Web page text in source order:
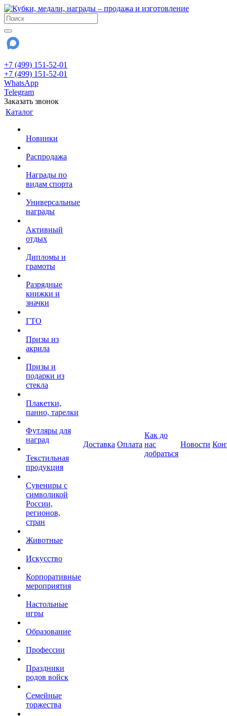
+7 (499) 151-52-01
+7 (499) 151-52-01
WhatsApp
Telegram
Заказать звонок
Каталог
Новинки
Распродажа
Награды по
видам спорта
Универсальные
награды
Активный
отдых
Дипломы и
грамоты
Разрядные
книжки и
значки
ГТО
Призы из
акрила
Призы и
подарки из
стекла
Плакетки,
панно, тарелки
Футляры для
наград
Текстильная
продукция
Сувениры с
символикой
России,
регионов,
стран
Животные
Искусство
Корпоративные
мероприятия
Настольные
игры
Образование
Профессии
Праздники
родов войск
Семейные
торжества
Доставка Оплата
Как до
нас
добраться
Новости